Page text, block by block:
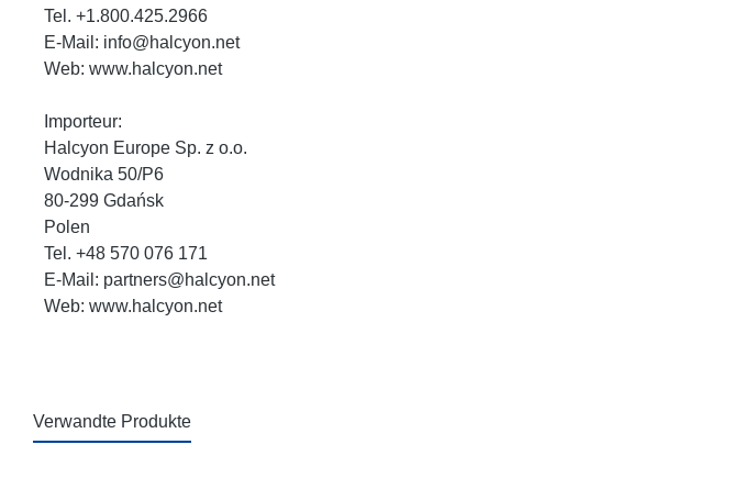
Tel. +1.800.425.2966
E-Mail: info@halcyon.net
Web: www.halcyon.net
Importeur:
Halcyon Europe Sp. z o.o.
Wodnika 50/P6
80-299 Gdańsk
Polen
Tel. +48 570 076 171
E-Mail: partners@halcyon.net
Web: www.halcyon.net
Verwandte Produkte